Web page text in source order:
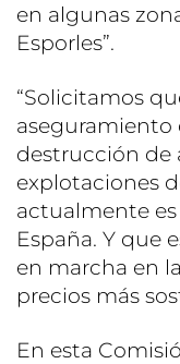
en algunas
Esporles”.
“Solicitamos
aseguramiento
destrucción de
explotaciones
actualmente
España. Y que
en marcha en
precios más
En esta